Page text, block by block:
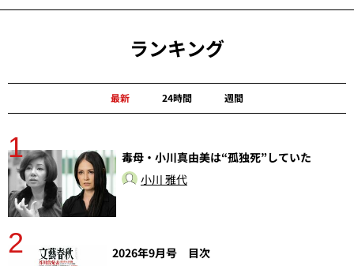
ランキング
最新 24時間 週間
1
毒母・小川真由美は“孤独死”していた
小川 雅代
2
2026年9月号 目次